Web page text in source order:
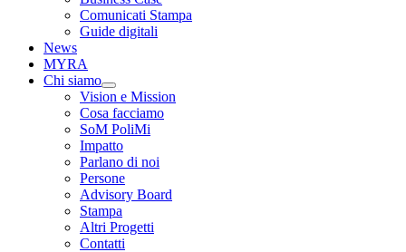
Comunicati Stampa
Guide digitali
News
MYRA
Chi siamo
Vision e Mission
Cosa facciamo
SoM PoliMi
Impatto
Parlano di noi
Persone
Advisory Board
Stampa
Altri Progetti
Contatti